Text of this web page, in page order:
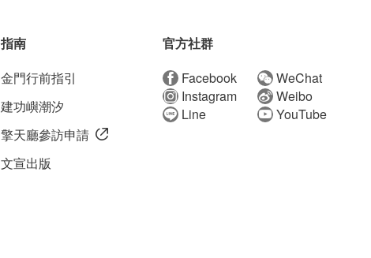
指南
金門行前指引
建功嶼潮汐
擎天廳參訪申請
文宣出版
官方社群
Facebook
WeChat
Instagram
Weibo
Line
YouTube